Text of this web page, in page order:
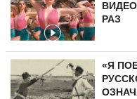
РАЗ
«Я